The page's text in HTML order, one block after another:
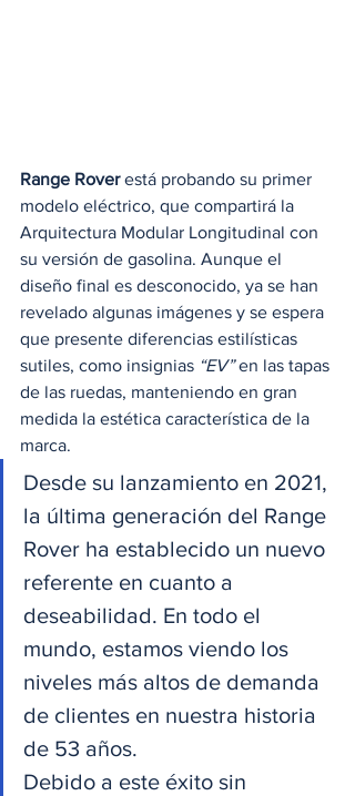
Range Rover está probando su primer
modelo eléctrico, que compartirá la
Arquitectura Modular Longitudinal con
su versión de gasolina. Aunque el
diseño final es desconocido, ya se han
revelado algunas imágenes y se espera
que presente diferencias estilísticas
sutiles, como insignias “EV” en las tapas
de las ruedas, manteniendo en gran
medida la estética característica de la
marca.
Desde su lanzamiento en 2021,
la última generación del Range
Rover ha establecido un nuevo
referente en cuanto a
deseabilidad. En todo el
mundo, estamos viendo los
niveles más altos de demanda
de clientes en nuestra historia
de 53 años.
Debido a este éxito sin